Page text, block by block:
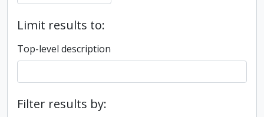
Limit results to:
Top-level description
Filter results by: